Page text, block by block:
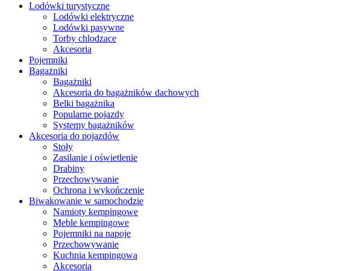
Lodówki turystyczne
Lodówki elektryczne
Lodówki pasywne
Torby chlodzace
Akcesoria
Pojemniki
Bagażniki
Bagażniki
Akcesoria do bagażników dachowych
Belki bagażnika
Popularne pojazdy
Systemy bagażników
Akcesoria do pojazdów
Stoły
Zasilanie i oświetlenie
Drabiny
Przechowywanie
Ochrona i wykończenie
Biwakowanie w samochodzie
Namioty kempingowe
Meble kempingowe
Pojemniki na napoje
Przechowywanie
Kuchnia kempingowa
Akcesoria